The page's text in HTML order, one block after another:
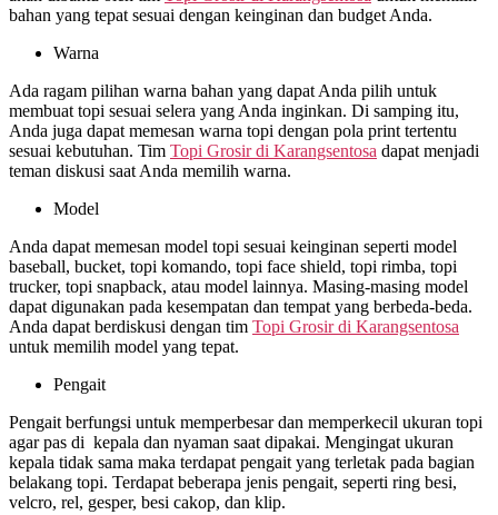
bahan yang tepat sesuai dengan keinginan dan budget Anda.
Warna
Ada ragam pilihan warna bahan yang dapat Anda pilih untuk
membuat topi sesuai selera yang Anda inginkan. Di samping itu,
Anda juga dapat memesan warna topi dengan pola print tertentu
sesuai kebutuhan. Tim Topi Grosir di Karangsentosa dapat menjadi
teman diskusi saat Anda memilih warna.
Model
Anda dapat memesan model topi sesuai keinginan seperti model
baseball, bucket, topi komando, topi face shield, topi rimba, topi
trucker, topi snapback, atau model lainnya. Masing-masing model
dapat digunakan pada kesempatan dan tempat yang berbeda-beda.
Anda dapat berdiskusi dengan tim Topi Grosir di Karangsentosa
untuk memilih model yang tepat.
Pengait
Pengait berfungsi untuk memperbesar dan memperkecil ukuran topi
agar pas di kepala dan nyaman saat dipakai. Mengingat ukuran
kepala tidak sama maka terdapat pengait yang terletak pada bagian
belakang topi. Terdapat beberapa jenis pengait, seperti ring besi,
velcro, rel, gesper, besi cakop, dan klip.